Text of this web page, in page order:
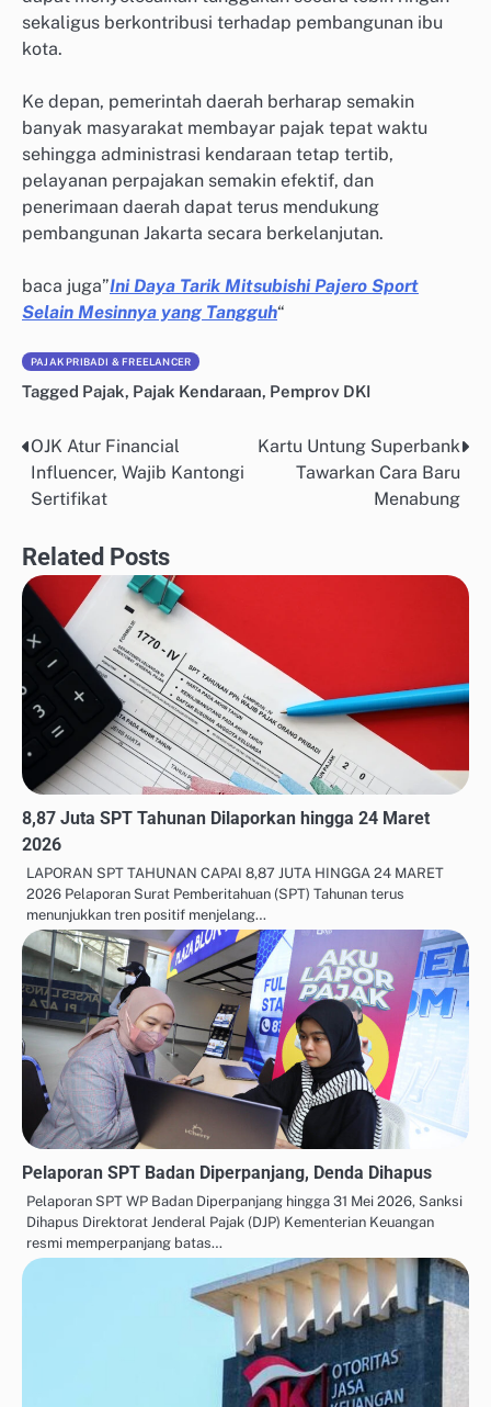
sekaligus berkontribusi terhadap pembangunan ibu
kota.
Ke depan, pemerintah daerah berharap semakin
banyak masyarakat membayar pajak tepat waktu
sehingga administrasi kendaraan tetap tertib,
pelayanan perpajakan semakin efektif, dan
penerimaan daerah dapat terus mendukung
pembangunan Jakarta secara berkelanjutan.
baca juga”Ini Daya Tarik Mitsubishi Pajero Sport
Selain Mesinnya yang Tangguh“
PAJAK PRIBADI & FREELANCER
Tagged Pajak, Pajak Kendaraan, Pemprov DKI
Post
navigation
OJK Atur Financial
Influencer, Wajib Kantongi
Sertifikat
Kartu Untung Superbank
Tawarkan Cara Baru
Menabung
Related Posts
8,87 Juta SPT Tahunan Dilaporkan hingga 24 Maret
2026
LAPORAN SPT TAHUNAN CAPAI 8,87 JUTA HINGGA 24 MARET
2026 Pelaporan Surat Pemberitahuan (SPT) Tahunan terus
menunjukkan tren positif menjelang…
Pelaporan SPT Badan Diperpanjang, Denda Dihapus
Pelaporan SPT WP Badan Diperpanjang hingga 31 Mei 2026, Sanksi
Dihapus Direktorat Jenderal Pajak (DJP) Kementerian Keuangan
resmi memperpanjang batas…